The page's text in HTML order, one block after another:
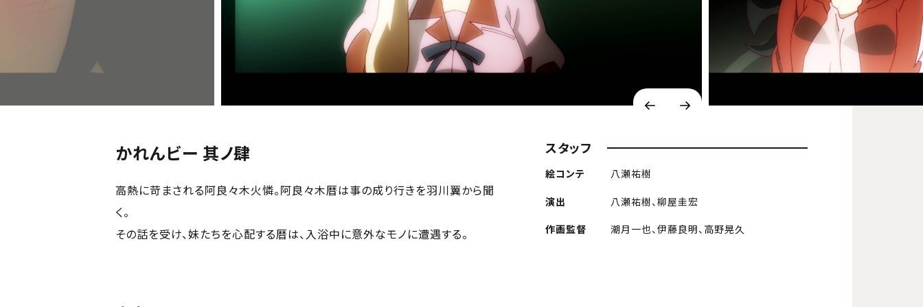
かれんビー 其ノ肆
高熱に苛まされる阿良々木火憐。阿良々木暦は事の成り行きを羽川翼から聞
く。
その話を受け、妹たちを心配する暦は、入浴中に意外なモノに遭遇する。
スタッフ
絵コンテ 八瀬祐樹
演出 八瀬祐樹、柳屋圭宏
作画監督 潮月一也、伊藤良明、高野晃久